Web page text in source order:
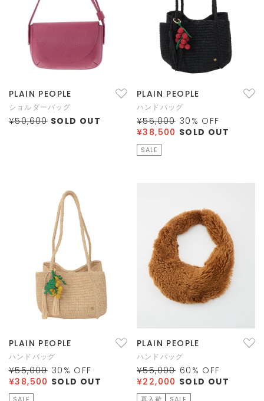
PLAIN PEOPLE
ショルダーバッグ
¥50,600 SOLD OUT
PLAIN PEOPLE
ハンドバッグ
¥55,000 30 % OFF
¥38,500 SOLD OUT
SALE
PLAIN PEOPLE
ハンドバッグ
¥55,000 30 % OFF
¥38,500 SOLD OUT
PLAIN PEOPLE
ハンドバッグ
¥55,000 60 % OFF
¥22,000 SOLD OUT